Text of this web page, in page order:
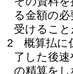
る金額の
受けるこ
2
概算払に
了した後
の精算を